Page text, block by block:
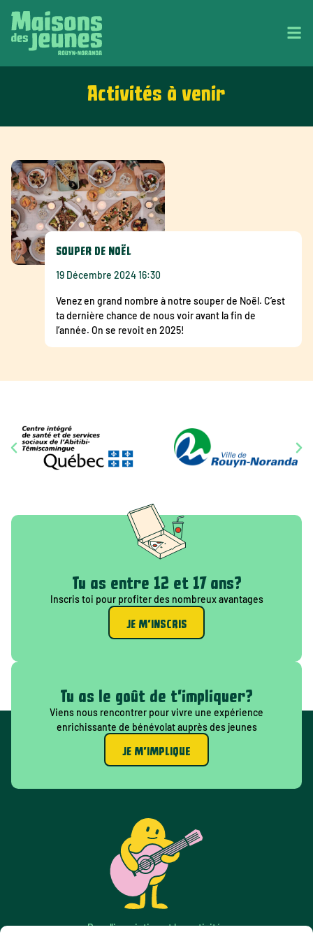
Activités à venir
SOUPER DE NOËL
19 Décembre 2024 16:30
Venez en grand nombre à notre souper de Noël. C’est
ta dernière chance de nous voir avant la fin de
l’année. On se revoit en 2025!
Tu as entre 12 et 17 ans?
Inscris toi pour profiter des nombreux avantages
JE M'INSCRIS
Tu as le goût de t'impliquer?
Viens nous rencontrer pour vivre une expérience
enrichissante de bénévolat auprès des jeunes
JE M'IMPLIQUE
Pour l’inscription et les activités